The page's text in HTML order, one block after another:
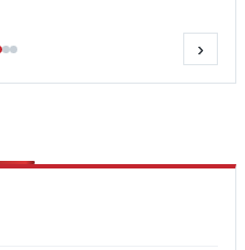
›